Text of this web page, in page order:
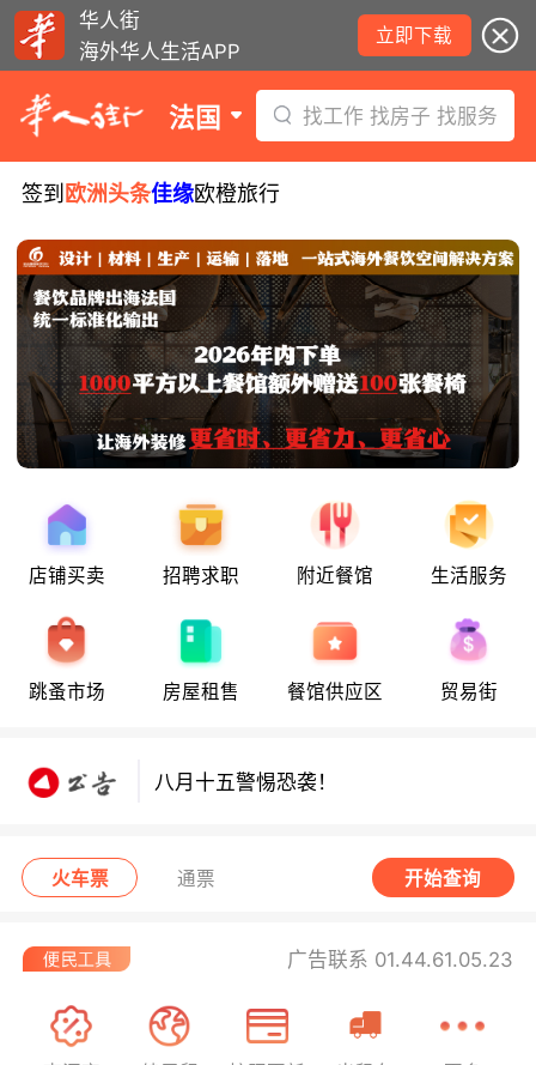
华人街
海外华人生活APP
立即下载
法国 找工作 找房子 找服务
签到 欧洲头条佳缘欧橙旅行
店铺买卖 招聘求职 附近餐馆 生活服务
跳蚤市场 房屋租售 餐馆供应区 贸易街
八月十五警惕恐袭！
火车票 通票 开始查询
广告联系 01.44.61.05.23